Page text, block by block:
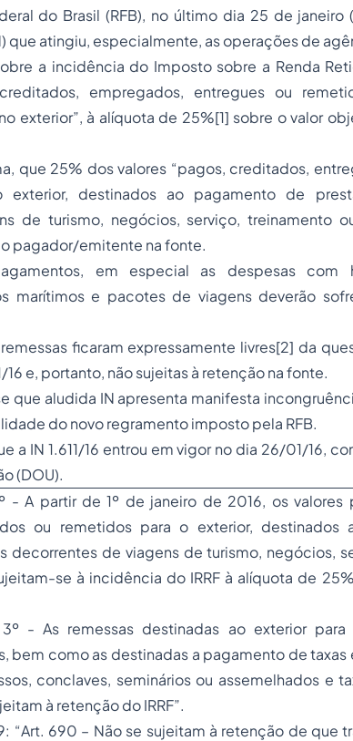
do Brasil (RFB), no último dia 25 de janeiro
que atingiu, especialmente, as operações de
a incidência do Imposto sobre a Renda
empregados, entregues ou
exterior”, à alíquota de 25%[1] sobre o valor
que 25% dos valores “pagos, creditados,
destinados ao pagamento de
de turismo, negócios, serviço, treinamento
pagador/emitente na fonte.
em especial as despesas com
marítimos e pacotes de viagens deverão
ficaram expressamente livres[2] da
16 e, portanto, não sujeitas à retenção na fonte.
que aludida IN apresenta manifesta
do novo regramento imposto pela RFB.
a IN 1.611/16 entrou em vigor no dia 26/01/16,
(DOU).
- A partir de 1º de janeiro de 2016, os valores
ou remetidos para o exterior, destinados
decorrentes de viagens de turismo, negócios,
se à incidência do IRRF à alíquota de
- As remessas destinadas ao exterior para
bem como as destinadas a pagamento de taxas
conclaves, seminários ou assemelhados e
à retenção do IRRF”.
“Art. 690 – Não se sujeitam à retenção de que